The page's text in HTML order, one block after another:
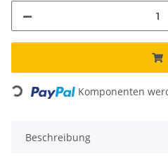
Loading... Komponenten
Beschreibung